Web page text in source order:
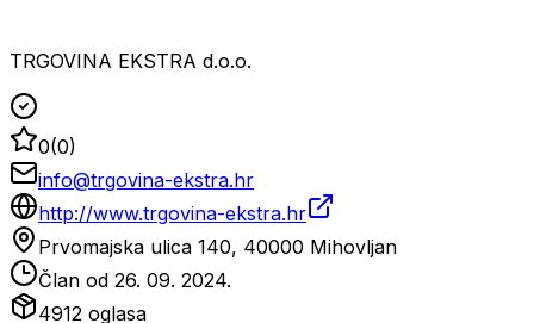
TRGOVINA EKSTRA d.o.o.
0(0)
info@trgovina-ekstra.hr
http://www.trgovina-ekstra.hr
Prvomajska ulica 140, 40000 Mihovljan
Član od 26. 09. 2024.
4912 oglasa